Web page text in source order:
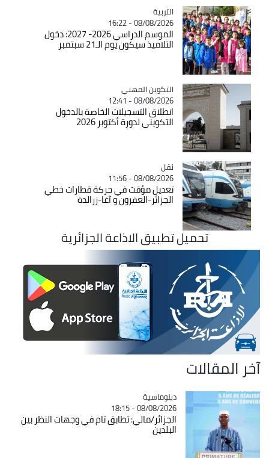
Catégorie
التربية
08/08/2026 - 16:22
الموسم الدراسي 2026- 2027: دخول
التلاميذ سيكون يوم الـ21 سبتمبر
Catégorie
التكوين المهني
08/08/2026 - 12:41
انطلاق التسجيلات الخاصة بالدخول
التكويني لدورة أكتوبر 2026
Catégorie
نقل
08/08/2026 - 11:56
تعديل مؤقت في حركة قطارات خطي
الجزائر-العفرون و آغا-زرالدة
تحميل تطبيق الاذاعة الجزائرية
آخر المقالات
Catégorie
دبلوماسية
08/08/2026 - 18:15
الجزائر/مالي: تطابق تام في وجهات النظر بين
البلدين